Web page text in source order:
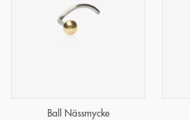
Ball Nässmycke